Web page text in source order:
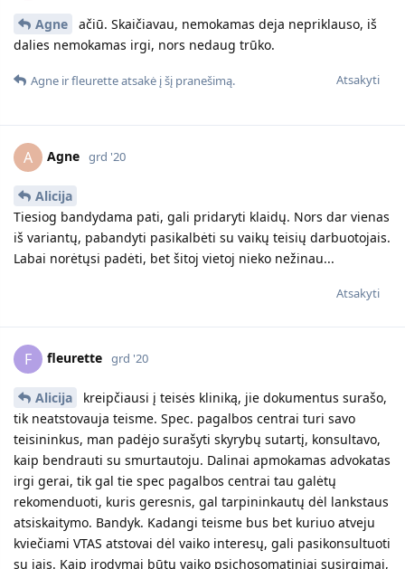
Agne
ačiū. Skaičiavau, nemokamas deja nepriklauso, iš
dalies nemokamas irgi, nors nedaug trūko.
Atsakyti
Agne irfleuretteatsakė į šį pranešimą.
A Agne grd '20
Alicija
Tiesiog bandydama pati, gali pridaryti klaidų. Nors dar vienas
iš variantų, pabandyti pasikalbėti su vaikų teisių darbuotojais.
Labai norėtųsi padėti, bet šitoj vietoj nieko nežinau...
Atsakyti
F fleurette grd '20
Alicija
kreipčiausi į teisės kliniką, jie dokumentus surašo,
tik neatstovauja teisme. Spec. pagalbos centrai turi savo
teisininkus, man padėjo surašyti skyrybų sutartį, konsultavo,
kaip bendrauti su smurtautoju. Dalinai apmokamas advokatas
irgi gerai, tik gal tie spec pagalbos centrai tau galėtų
rekomenduoti, kuris geresnis, gal tarpininkautų dėl lankstaus
atsiskaitymo. Bandyk. Kadangi teisme bus bet kuriuo atveju
kviečiami VTAS atstovai dėl vaiko interesų, gali pasikonsultuoti
su jais. Kaip įrodymai būtų vaiko psichosomatiniai susirgimai,